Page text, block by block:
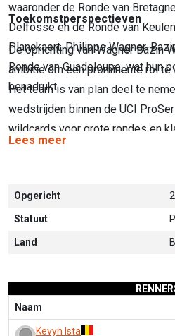
waaronder de Ronde van
Delfosse en de Ronde van
Planckaert. Philippe Wagner-
Ronde van Guadeloupe, wat hun
benadrukt.
Toekomstperspectieven
De oprichting van Wagner Bazin
ambitie om een prominente rol
Het team is van plan deel te
wedstrijden binnen de UCI
wildcards voor grote rondes en
op zowel prestaties als
professionele wielrennen.
Lees meer
Opgericht
Statuut
Land
Kevyn Ista
Naam